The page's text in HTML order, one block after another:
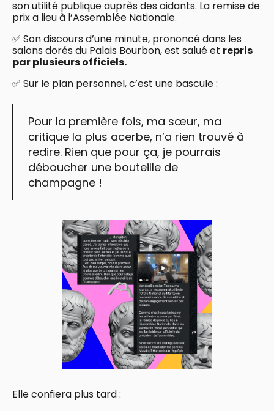
son utilité publique auprès des aidants. La remise de
prix a lieu à l’Assemblée Nationale.
✅ Son discours d’une minute, prononcé dans les
salons dorés du Palais Bourbon, est salué et repris
par plusieurs officiels.
✅ Sur le plan personnel, c’est une bascule :
Pour la première fois, ma sœur, ma
critique la plus acerbe, n’a rien trouvé à
redire. Rien que pour ça, je pourrais
déboucher une bouteille de
champagne !
Elle confiera plus tard :